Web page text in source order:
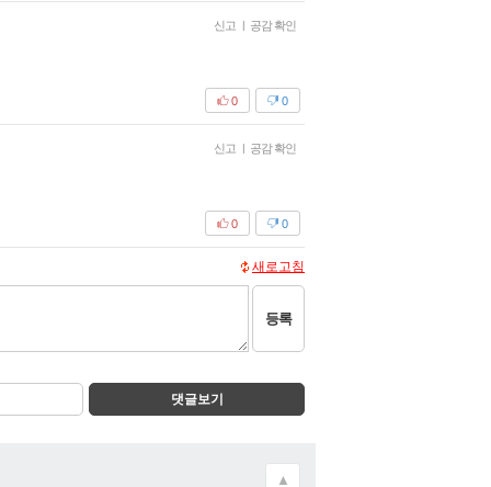
신고 | 공감 확인
0
0
신고 | 공감 확인
0
0
새로고침
등록
댓글보기
▲